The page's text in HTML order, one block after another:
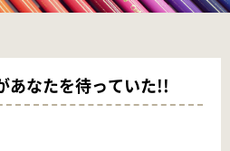
なたを待っていた!!